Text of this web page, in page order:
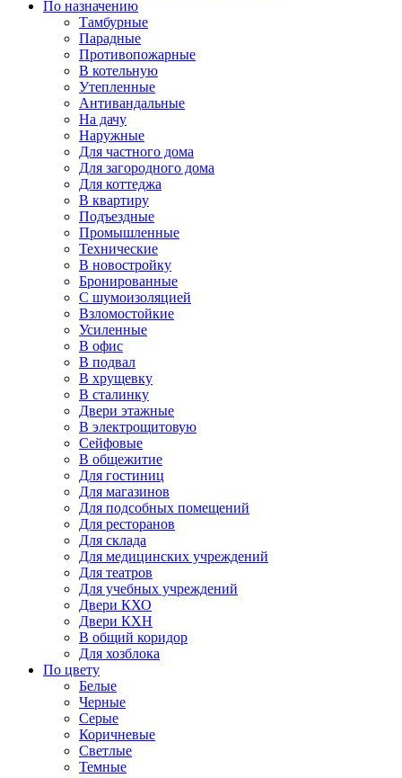
По назначению
Тамбурные
Парадные
Противопожарные
В котельную
Утепленные
Антивандальные
На дачу
Наружные
Для частного дома
Для загородного дома
Для коттеджа
В квартиру
Подъездные
Промышленные
Технические
В новостройку
Бронированные
С шумоизоляцией
Взломостойкие
Усиленные
В офис
В подвал
В хрущевку
В сталинку
Двери этажные
В электрощитовую
Сейфовые
В общежитие
Для гостиниц
Для магазинов
Для подсобных помещений
Для ресторанов
Для склада
Для медицинских учреждений
Для театров
Для учебных учреждений
Двери КХО
Двери КХН
В общий коридор
Для хозблока
По цвету
Белые
Черные
Серые
Коричневые
Светлые
Темные